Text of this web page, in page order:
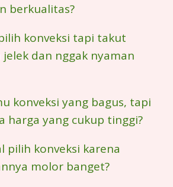
berkualitas?
konveksi tapi takut
dan nggak nyaman
konveksi yang bagus, tapi
harga yang cukup tinggi?
pilih konveksi karena
molor banget?